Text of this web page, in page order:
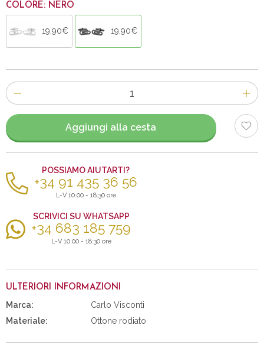
COLORE: NERO
19,90€ 19,90€
Numero
di
articoli
Aggiungi alla cesta
POSSIAMO AIUTARTI?
+34 91 435 36 56
L-V 10:00 - 18:30 ore
SCRIVICI SU WHATSAPP
+34 683 185 759
L-V 10:00 - 18:30 ore
ULTERIORI INFORMAZIONI
Marca:
Carlo Visconti
Materiale:
Ottone rodiato